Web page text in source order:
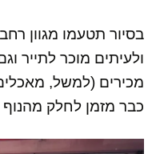
בסיור תטעמו מגוון
ולעיתים מוכר לתייר
מכירים (למשל, מאכלים
כבר מזמן לחלק מהנוף